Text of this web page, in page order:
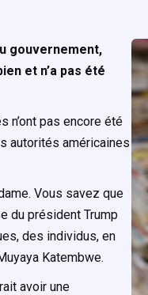
gouvernement,
et n’a pas été
n’ont pas encore été
autorités américaines
Vous savez que
du président Trump
des individus, en
Katembwe.
avoir une